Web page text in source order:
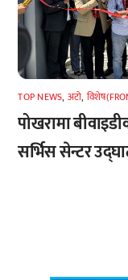
TOP NEWS, अटाे,
पोखरामा
सर्भिस सेन्टर